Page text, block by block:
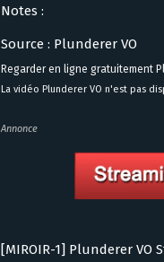
Notes :
Source : Plunderer VO
Regarder en ligne gratuitement
La vidéo Plunderer VO n'est pas
Annonce
[MIROIR-1] Plunderer VO